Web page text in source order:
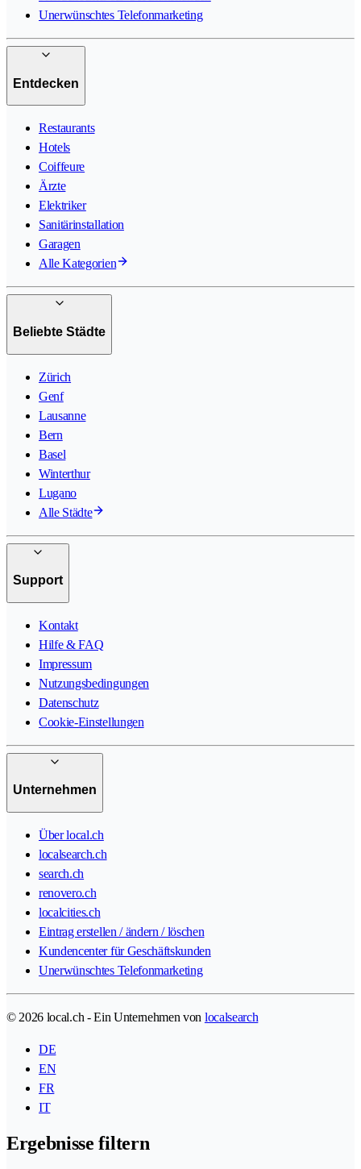
Unerwünschtes Telefonmarketing
Entdecken
Restaurants
Hotels
Coiffeure
Ärzte
Elektriker
Sanitärinstallation
Garagen
Alle Kategorien
Beliebte Städte
Zürich
Genf
Lausanne
Bern
Basel
Winterthur
Lugano
Alle Städte
Support
Kontakt
Hilfe & FAQ
Impressum
Nutzungsbedingungen
Datenschutz
Cookie-Einstellungen
Unternehmen
Über local.ch
localsearch.ch
search.ch
renovero.ch
localcities.ch
Eintrag erstellen / ändern / löschen
Kundencenter für Geschäftskunden
Unerwünschtes Telefonmarketing
© 2026 local.ch - Ein Unternehmen von localsearch
DE
EN
FR
IT
Ergebnisse filtern